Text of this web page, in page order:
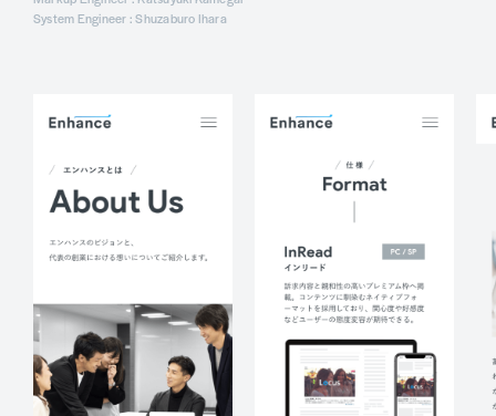
System Engineer : Shuzaburo Ihara